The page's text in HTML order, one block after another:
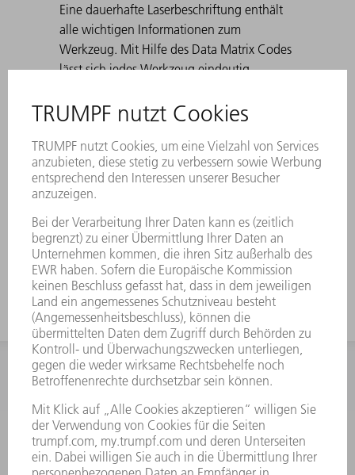
Eine dauerhafte Laserbeschriftung enthält
alle wichtigen Informationen zum
Werkzeug. Mit Hilfe des Data Matrix Codes
lässt sich jedes Werkzeug eindeutig
lasergehärtet. Für Winkel von 30° bis 180°,
Standard: H 100, H 150, schmale
Ausführung und Ausführung mit Radius 3
Beim Erstellen von spitzen Biegungen mit
sich das gebogene Blech in der Matrize
verklemmt. TRUMPF Ausstoßhilfen lösen
dieses Problem.
INFORMATION
Häufig gestellte Fragen
Allgemeine Geschäftsbedingungen
KONTAKT
After Sales